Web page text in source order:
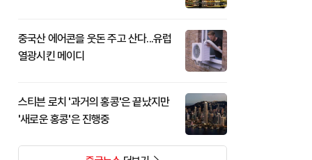
중국산 에어콘을 웃돈 주고 산다...유럽
열광시킨 메이디
스티븐 로치 '과거의 홍콩'은 끝났지만
'새로운 홍콩'은 진행중